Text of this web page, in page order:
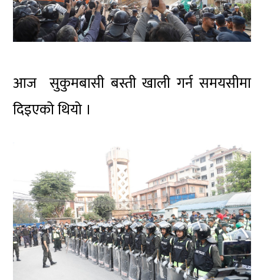
आज सुकुमबासी बस्ती खाली गर्न समयसीमा
दिइएको थियो ।